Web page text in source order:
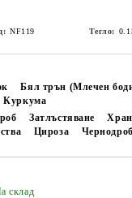
NF119 Тегло:
Бял трън (Млечен
Куркума
Затлъстяване
Цироза
склад